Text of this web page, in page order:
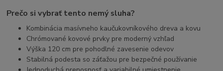
Prečo si vybrať tento nemý sluha?
Kombinácia masívneho kaučukovníkového dreva a kovu
Chrómované kovové prvky pre moderný vzhľad
Výška 120 cm pre pohodlné zavesenie odevov
Stabilná podesta so záťažou pre bezpečné používanie